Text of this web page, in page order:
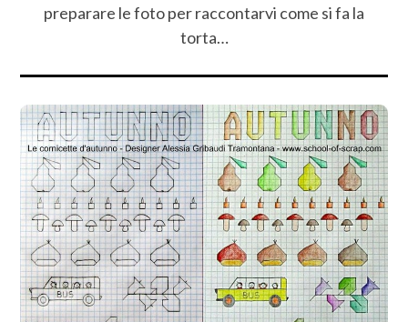
preparare le foto per raccontarvi come si fa la
torta…